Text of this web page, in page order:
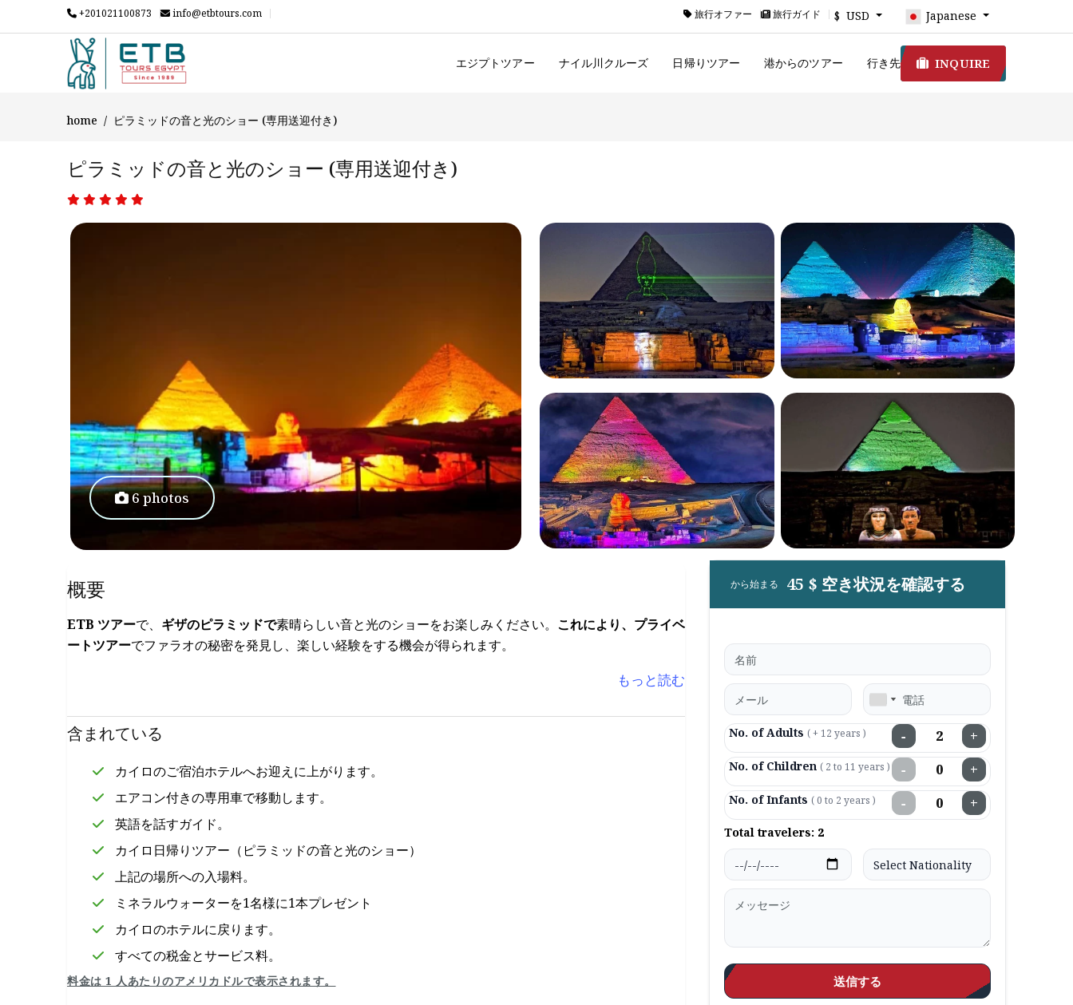
+201021100873 info@etbtours.com 旅行オファー 旅行ガイド $ USD Japanese
エジプトツアー ナイル川クルーズ 日帰りツアー 港からのツアー 行き先 INQUIRE
home ピラミッドの音と光のショー (専用送迎付き)
ピラミッドの音と光のショー (専用送迎付き)
6 photos
概要
ETB ツアーで、 ギザのピラミッドで素晴らしい音と光のショーをお楽しみください。 これにより、プライベ
ートツアーでファラオの秘密を発見し、楽しい経験をする機会が得られます。
もっと読む
含まれている
カイロのご宿泊ホテルへお迎えに上がります。
エアコン付きの専用車で移動します。
英語を話すガイド。
カイロ日帰りツアー（ピラミッドの音と光のショー）
上記の場所への入場料。
ミネラルウォーターを1名様に1本プレゼント
カイロのホテルに戻ります。
すべての税金とサービス料。
料金は 1 人あたりのアメリカドルで表示されます。
から始まる 45 $ 空き状況を確認する
No. of Adults ( + 12 years ) − +
No. of Children ( 2 to 11 years ) − +
No. of Infants ( 0 to 2 years ) − +
Total travelers: 2
送信する